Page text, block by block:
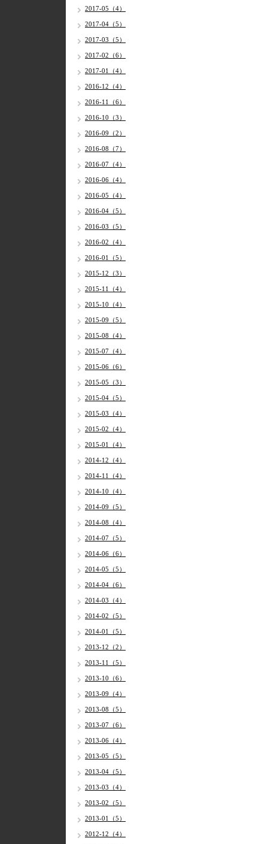
2017-05（4）
2017-04（5）
2017-03（5）
2017-02（6）
2017-01（4）
2016-12（4）
2016-11（6）
2016-10（3）
2016-09（2）
2016-08（7）
2016-07（4）
2016-06（4）
2016-05（4）
2016-04（5）
2016-03（5）
2016-02（4）
2016-01（5）
2015-12（3）
2015-11（4）
2015-10（4）
2015-09（5）
2015-08（4）
2015-07（4）
2015-06（6）
2015-05（3）
2015-04（5）
2015-03（4）
2015-02（4）
2015-01（4）
2014-12（4）
2014-11（4）
2014-10（4）
2014-09（5）
2014-08（4）
2014-07（5）
2014-06（6）
2014-05（5）
2014-04（6）
2014-03（4）
2014-02（5）
2014-01（5）
2013-12（2）
2013-11（5）
2013-10（6）
2013-09（4）
2013-08（5）
2013-07（6）
2013-06（4）
2013-05（5）
2013-04（5）
2013-03（4）
2013-02（5）
2013-01（5）
2012-12（4）